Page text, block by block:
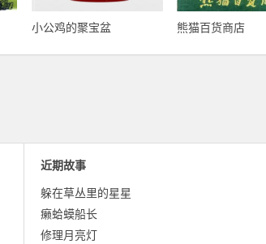
小公鸡的聚宝盆 熊猫百货商店
近期故事
躲在草丛里的星星
癞蛤蟆船长
修理月亮灯